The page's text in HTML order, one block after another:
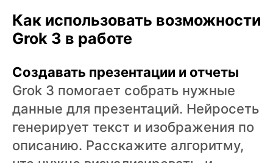
Как использовать возможности
Grok 3 в работе
Создавать презентации и отчеты
Grok 3 помогает собрать нужные
данные для презентаций. Нейросеть
генерирует текст и изображения по
описанию. Расскажите алгоритму,